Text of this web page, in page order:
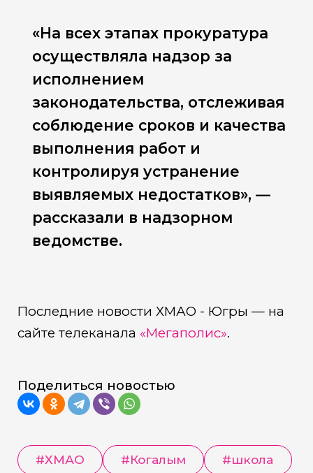
«На всех этапах прокуратура
осуществляла надзор за
исполнением
законодательства, отслеживая
соблюдение сроков и качества
выполнения работ и
контролируя устранение
выявляемых недостатков», —
рассказали в надзорном
ведомстве.
Последние новости ХМАО - Югры — на
сайте телеканала «Мегаполис».
Поделиться новостью
#ХМАО #Когалым #школа